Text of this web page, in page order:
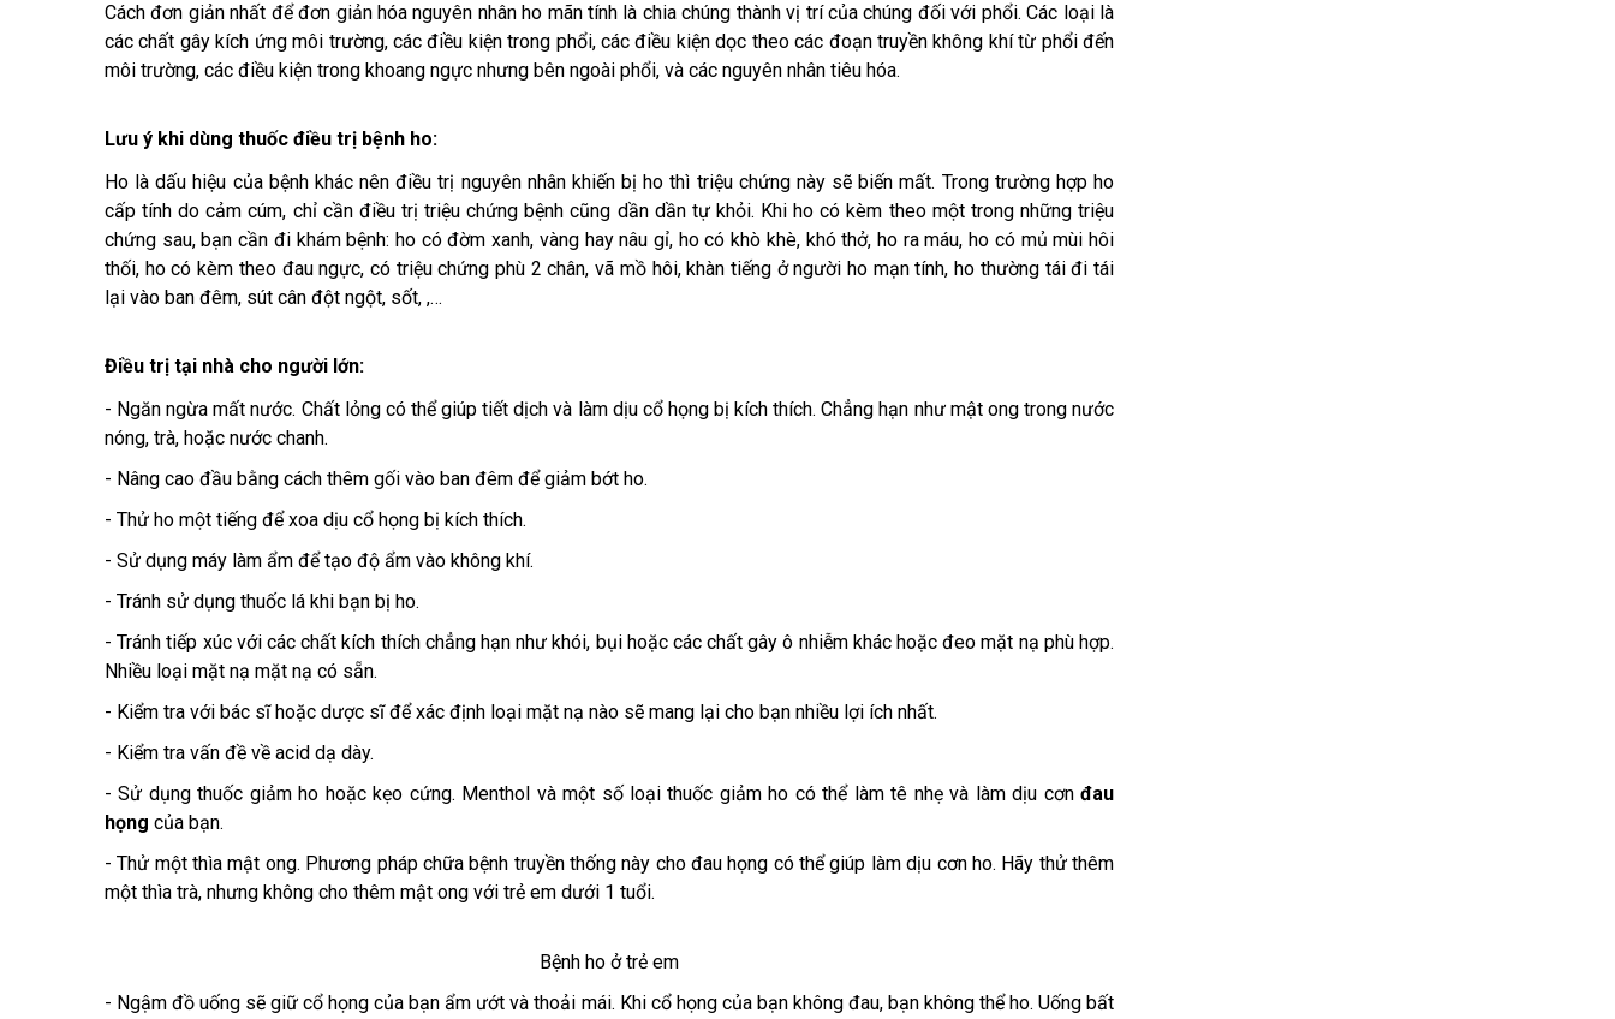
Cách đơn giản nhất để đơn giản hóa nguyên nhân ho mãn tính là chia chúng thành vị trí của chúng đối với phổi. Các loại là
các chất gây kích ứng môi trường, các điều kiện trong phổi, các điều kiện dọc theo các đoạn truyền không khí từ phổi đến
môi trường, các điều kiện trong khoang ngực nhưng bên ngoài phổi, và các nguyên nhân tiêu hóa.
Lưu ý khi dùng thuốc điều trị bệnh ho:
Ho là dấu hiệu của bệnh khác nên điều trị nguyên nhân khiến bị ho thì triệu chứng này sẽ biến mất. Trong trường hợp ho
cấp tính do cảm cúm, chỉ cần điều trị triệu chứng bệnh cũng dần dần tự khỏi. Khi ho có kèm theo một trong những triệu
chứng sau, bạn cần đi khám bệnh: ho có đờm xanh, vàng hay nâu gỉ, ho có khò khè, khó thở, ho ra máu, ho có mủ mùi hôi
thối, ho có kèm theo đau ngực, có triệu chứng phù 2 chân, vã mồ hôi, khàn tiếng ở người ho mạn tính, ho thường tái đi tái
lại vào ban đêm, sút cân đột ngột, sốt, ,…
Điều trị tại nhà cho người lớn:
- Ngăn ngừa mất nước. Chất lỏng có thể giúp tiết dịch và làm dịu cổ họng bị kích thích. Chẳng hạn như mật ong trong nước
nóng, trà, hoặc nước chanh.
- Nâng cao đầu bằng cách thêm gối vào ban đêm để giảm bớt ho.
- Thử ho một tiếng để xoa dịu cổ họng bị kích thích.
- Sử dụng máy làm ẩm để tạo độ ẩm vào không khí.
- Tránh sử dụng thuốc lá khi bạn bị ho.
- Tránh tiếp xúc với các chất kích thích chẳng hạn như khói, bụi hoặc các chất gây ô nhiễm khác hoặc đeo mặt nạ phù hợp.
Nhiều loại mặt nạ mặt nạ có sẵn.
- Kiểm tra với bác sĩ hoặc dược sĩ để xác định loại mặt nạ nào sẽ mang lại cho bạn nhiều lợi ích nhất.
- Kiểm tra vấn đề về acid dạ dày.
- Sử dụng thuốc giảm ho hoặc kẹo cứng. Menthol và một số loại thuốc giảm ho có thể làm tê nhẹ và làm dịu cơn đau
họng của bạn.
- Thử một thìa mật ong. Phương pháp chữa bệnh truyền thống này cho đau họng có thể giúp làm dịu cơn ho. Hãy thử thêm
một thìa trà, nhưng không cho thêm mật ong với trẻ em dưới 1 tuổi.
Bệnh ho ở trẻ em
- Ngậm đồ uống sẽ giữ cổ họng của bạn ẩm ướt và thoải mái. Khi cổ họng của bạn không đau, bạn không thể ho. Uống bất